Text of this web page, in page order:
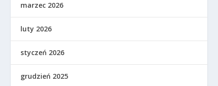
marzec 2026
luty 2026
styczeń 2026
grudzień 2025